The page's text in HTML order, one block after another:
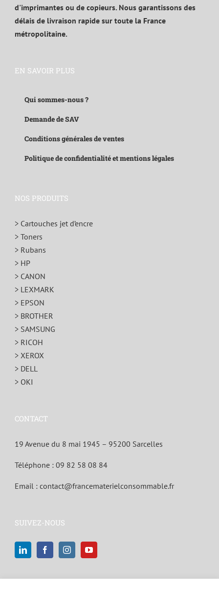
d'imprimantes ou de copieurs. Nous garantissons des
délais de livraison rapide sur toute la France
métropolitaine.
EN SAVOIR PLUS
Qui sommes-nous ?
Demande de SAV
Conditions générales de ventes
Politique de confidentialité et mentions légales
NOS PRODUITS
> Cartouches jet d’encre
> Toners
> Rubans
> HP
> CANON
> LEXMARK
> EPSON
> BROTHER
> SAMSUNG
> RICOH
> XEROX
> DELL
> OKI
CONTACT
19 Avenue du 8 mai 1945 – 95200 Sarcelles
Téléphone : 09 82 58 08 84
Email : contact@francematerielconsommable.fr
SUIVEZ-NOUS